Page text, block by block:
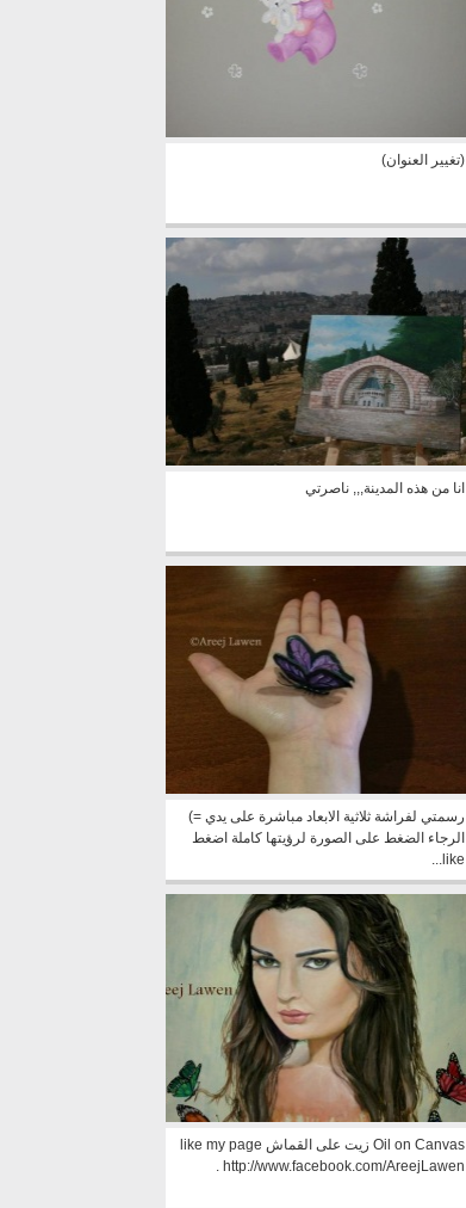
(تغيير العنوان)
انا من هذه المدينة,,, ناصرتي
رسمتي لفراشة ثلاثية الابعاد مباشرة على يدي =)
الرجاء الضغط على الصورة لرؤيتها كاملة اضغط
like...
Oil on Canvas زيت على القماش like my page
http://www.facebook.com/AreejLawen .